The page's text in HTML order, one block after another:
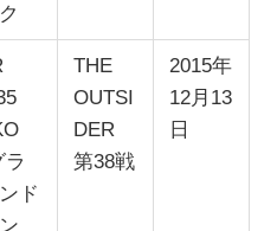
ラ
ド
THE
OUTSI
DER
第38戦
2015年
12月13
日